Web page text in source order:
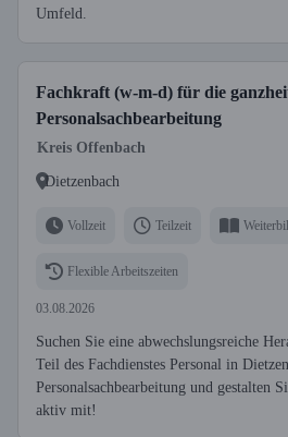
Umfeld.
Fachkraft (w-m-d) für die
Personalsachbearbeitung
Kreis Offenbach
Dietzenbach
Vollzeit Teilzeit
Flexible Arbeitszeiten
03.08.2026
Suchen Sie eine abwechslungsreiche
Teil des Fachdienstes Personal in
Personalsachbearbeitung und gestalten
aktiv mit!